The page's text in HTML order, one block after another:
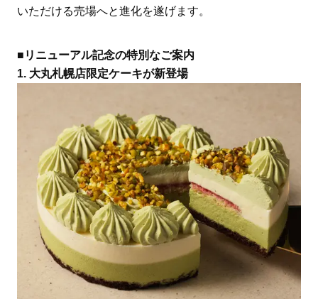
いただける売場へと進化を遂げます。
■リニューアル記念の特別なご案内
1. 大丸札幌店限定ケーキが新登場